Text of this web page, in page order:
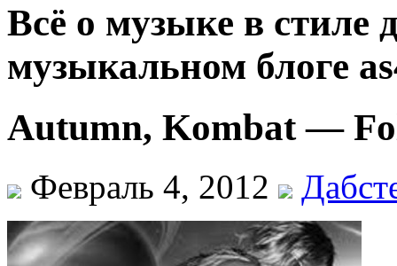
Всё о музыке в стиле
музыкальном блоге
Autumn, Kombat —
Февраль 4, 2012